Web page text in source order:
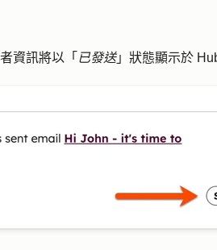
資訊將以「 已發送」狀態顯示於